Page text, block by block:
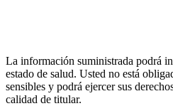
La información suministrada podrá
estado de salud. Usted no está
sensibles y podrá ejercer sus
calidad de titular.